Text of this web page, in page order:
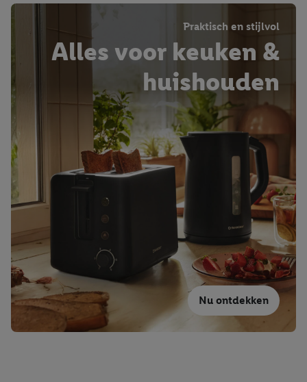
Praktisch en stijlvol
Alles voor keuken &
huishouden
Nu ontdekken